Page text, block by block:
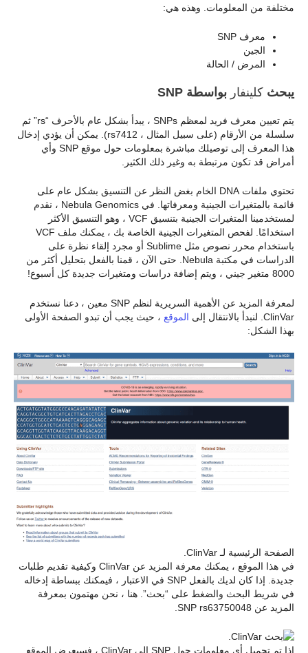
مختلفة من المعلومات. وهذه هي:
معرف SNP
الجين
المرض / الحالة
يبحث كلينفار بواسطة SNP
يتم تعيين معرف فريد لمعظم SNPs ، يبدأ بشكل عام بالأحرف “rs” ثم
سلسلة من الأرقام (على سبيل المثال ، rs7412). يمكن أن يؤدي إدخال
هذا المعرف إلى توصيلك مباشرة بمعلومات حول موقع SNP وأي
أمراض قد تكون مرتبطة به وغير ذلك الكثير.
تحتوي ملفات DNA الخام بغض النظر عن التنسيق بشكل عام على
قائمة بالمتغيرات الجينية ومعرفاتها. في Nebula Genomics ، نقدم
لمستخدمينا المتغيرات الجينية بتنسيق VCF ، وهو التنسيق الأكثر
استخدامًا. لفحص المتغيرات الجينية الخاصة بك ، يمكنك ملف VCF
باستخدام محرر نصوص مثل Sublime أو مجرد إلقاء نظرة على
الدراسات في مكتبة Nebula. حتى الآن ، قمنا بالفعل بتحليل أكثر من
8000 متغير جيني ، ويتم إضافة دراسات ومتغيرات جديدة كل أسبوع!
لمعرفة المزيد عن الأهمية السريرية لنظم SNP معين ، دعنا نستخدم
ClinVar. لنبدأ بالانتقال إلى
الموقع ، حيث يجب أن تبدو الصفحة الأولى
بهذا الشكل:
الصفحة الرئيسية لـ ClinVar.
في هذا الموقع ، يمكنك معرفة المزيد عن ClinVar وكيفية تقديم طلبات
جديدة. إذا كان لديك بالفعل SNP في الاعتبار ، فيمكنك ببساطة إدخاله
في شريط البحث والضغط على “بحث”. هنا ، نحن مهتمون بمعرفة
المزيد عن SNP rs63750048.
إذا تم تحميل أي معلومات حول SNP إلى ClinVar ، فسيعرض الموقع